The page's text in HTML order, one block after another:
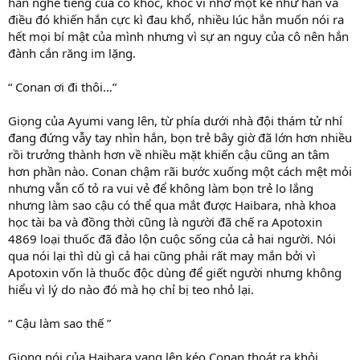
điều đó khiến hắn cực kì đau khổ, nhiều lúc hắn muốn nói ra
hết mọi bí mật của mình nhưng vì sự an nguy của cô nên hắn
đành cắn răng im lặng.
“ Conan ơi đi thôi…”
Giọng của Ayumi vang lên, từ phía dưới nhà đội thám tử nhí
đang đứng vẫy tay nhìn hắn, bọn trẻ bây giờ đã lớn hơn nhiều
rồi trưởng thành hơn về nhiều mặt khiến cậu cũng an tâm
hơn phần nào. Conan chậm rãi bước xuống một cách mệt mỏi
nhưng vẫn cố tỏ ra vui vẻ để không làm bọn trẻ lo lắng
nhưng làm sao cậu có thể qua mắt được Haibara, nhà khoa
học tài ba và đồng thời cũng là người đã chế ra Apotoxin
4869 loại thuốc đã đảo lộn cuộc sống của cả hai người. Nói
qua nói lại thì dù gì cả hai cũng phải rất may mắn bởi vì
Apotoxin vốn là thuốc độc dùng để giết người nhưng không
hiểu vì lý do nào đó mà họ chỉ bị teo nhỏ lại.
“ Cậu làm sao thế ”
Giọng nói của Haibara vang lên kéo Conan thoát ra khỏi